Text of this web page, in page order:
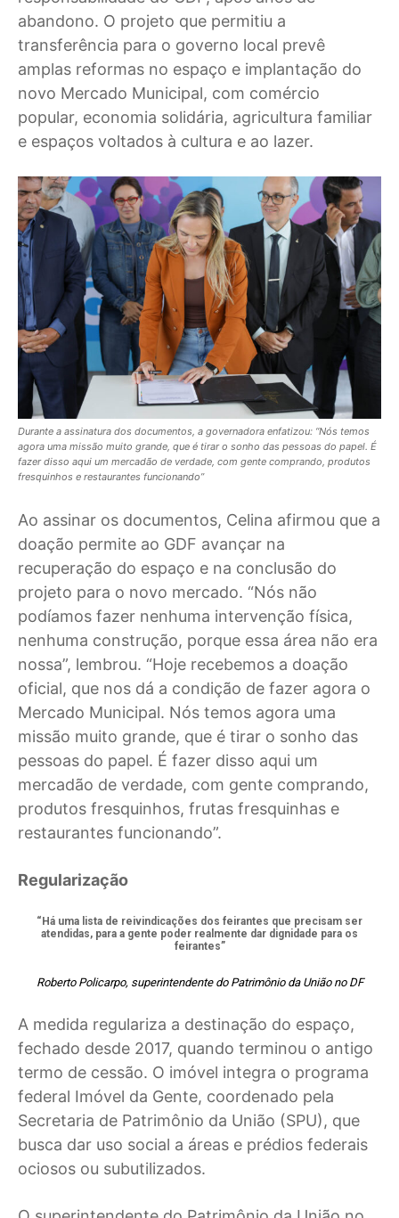
abandono. O projeto que permitiu a
transferência para o governo local prevê
amplas reformas no espaço e implantação do
novo Mercado Municipal, com comércio
popular, economia solidária, agricultura familiar
e espaços voltados à cultura e ao lazer.
Durante a assinatura dos documentos, a governadora enfatizou: “Nós temos
agora uma missão muito grande, que é tirar o sonho das pessoas do papel. É
fazer disso aqui um mercadão de verdade, com gente comprando, produtos
fresquinhos e restaurantes funcionando”
Ao assinar os documentos, Celina afirmou que a
doação permite ao GDF avançar na
recuperação do espaço e na conclusão do
projeto para o novo mercado. “Nós não
podíamos fazer nenhuma intervenção física,
nenhuma construção, porque essa área não era
nossa”, lembrou. “Hoje recebemos a doação
oficial, que nos dá a condição de fazer agora o
Mercado Municipal. Nós temos agora uma
missão muito grande, que é tirar o sonho das
pessoas do papel. É fazer disso aqui um
mercadão de verdade, com gente comprando,
produtos fresquinhos, frutas fresquinhas e
restaurantes funcionando”.
Regularização
“Há uma lista de reivindicações dos feirantes que precisam ser
atendidas, para a gente poder realmente dar dignidade para os
feirantes”
Roberto Policarpo, superintendente do Patrimônio da União no DF
A medida regulariza a destinação do espaço,
fechado desde 2017, quando terminou o antigo
termo de cessão. O imóvel integra o programa
federal Imóvel da Gente, coordenado pela
Secretaria de Patrimônio da União (SPU), que
busca dar uso social a áreas e prédios federais
ociosos ou subutilizados.